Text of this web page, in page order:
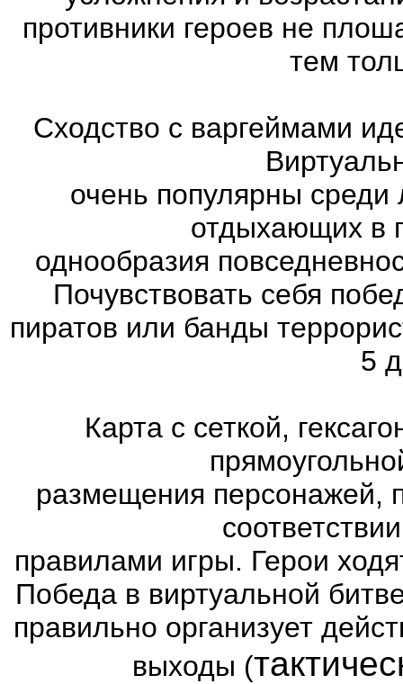
противники героев не
тем
Сходство с варгеймами
очень популярны
отдыхающих в
однообразия
Почувствовать себя
пиратов или банды
5
Карта с сеткой,
размещения персонажей,
правилами игры. Герои
Победа в виртуальной
правильно организует
выходы (